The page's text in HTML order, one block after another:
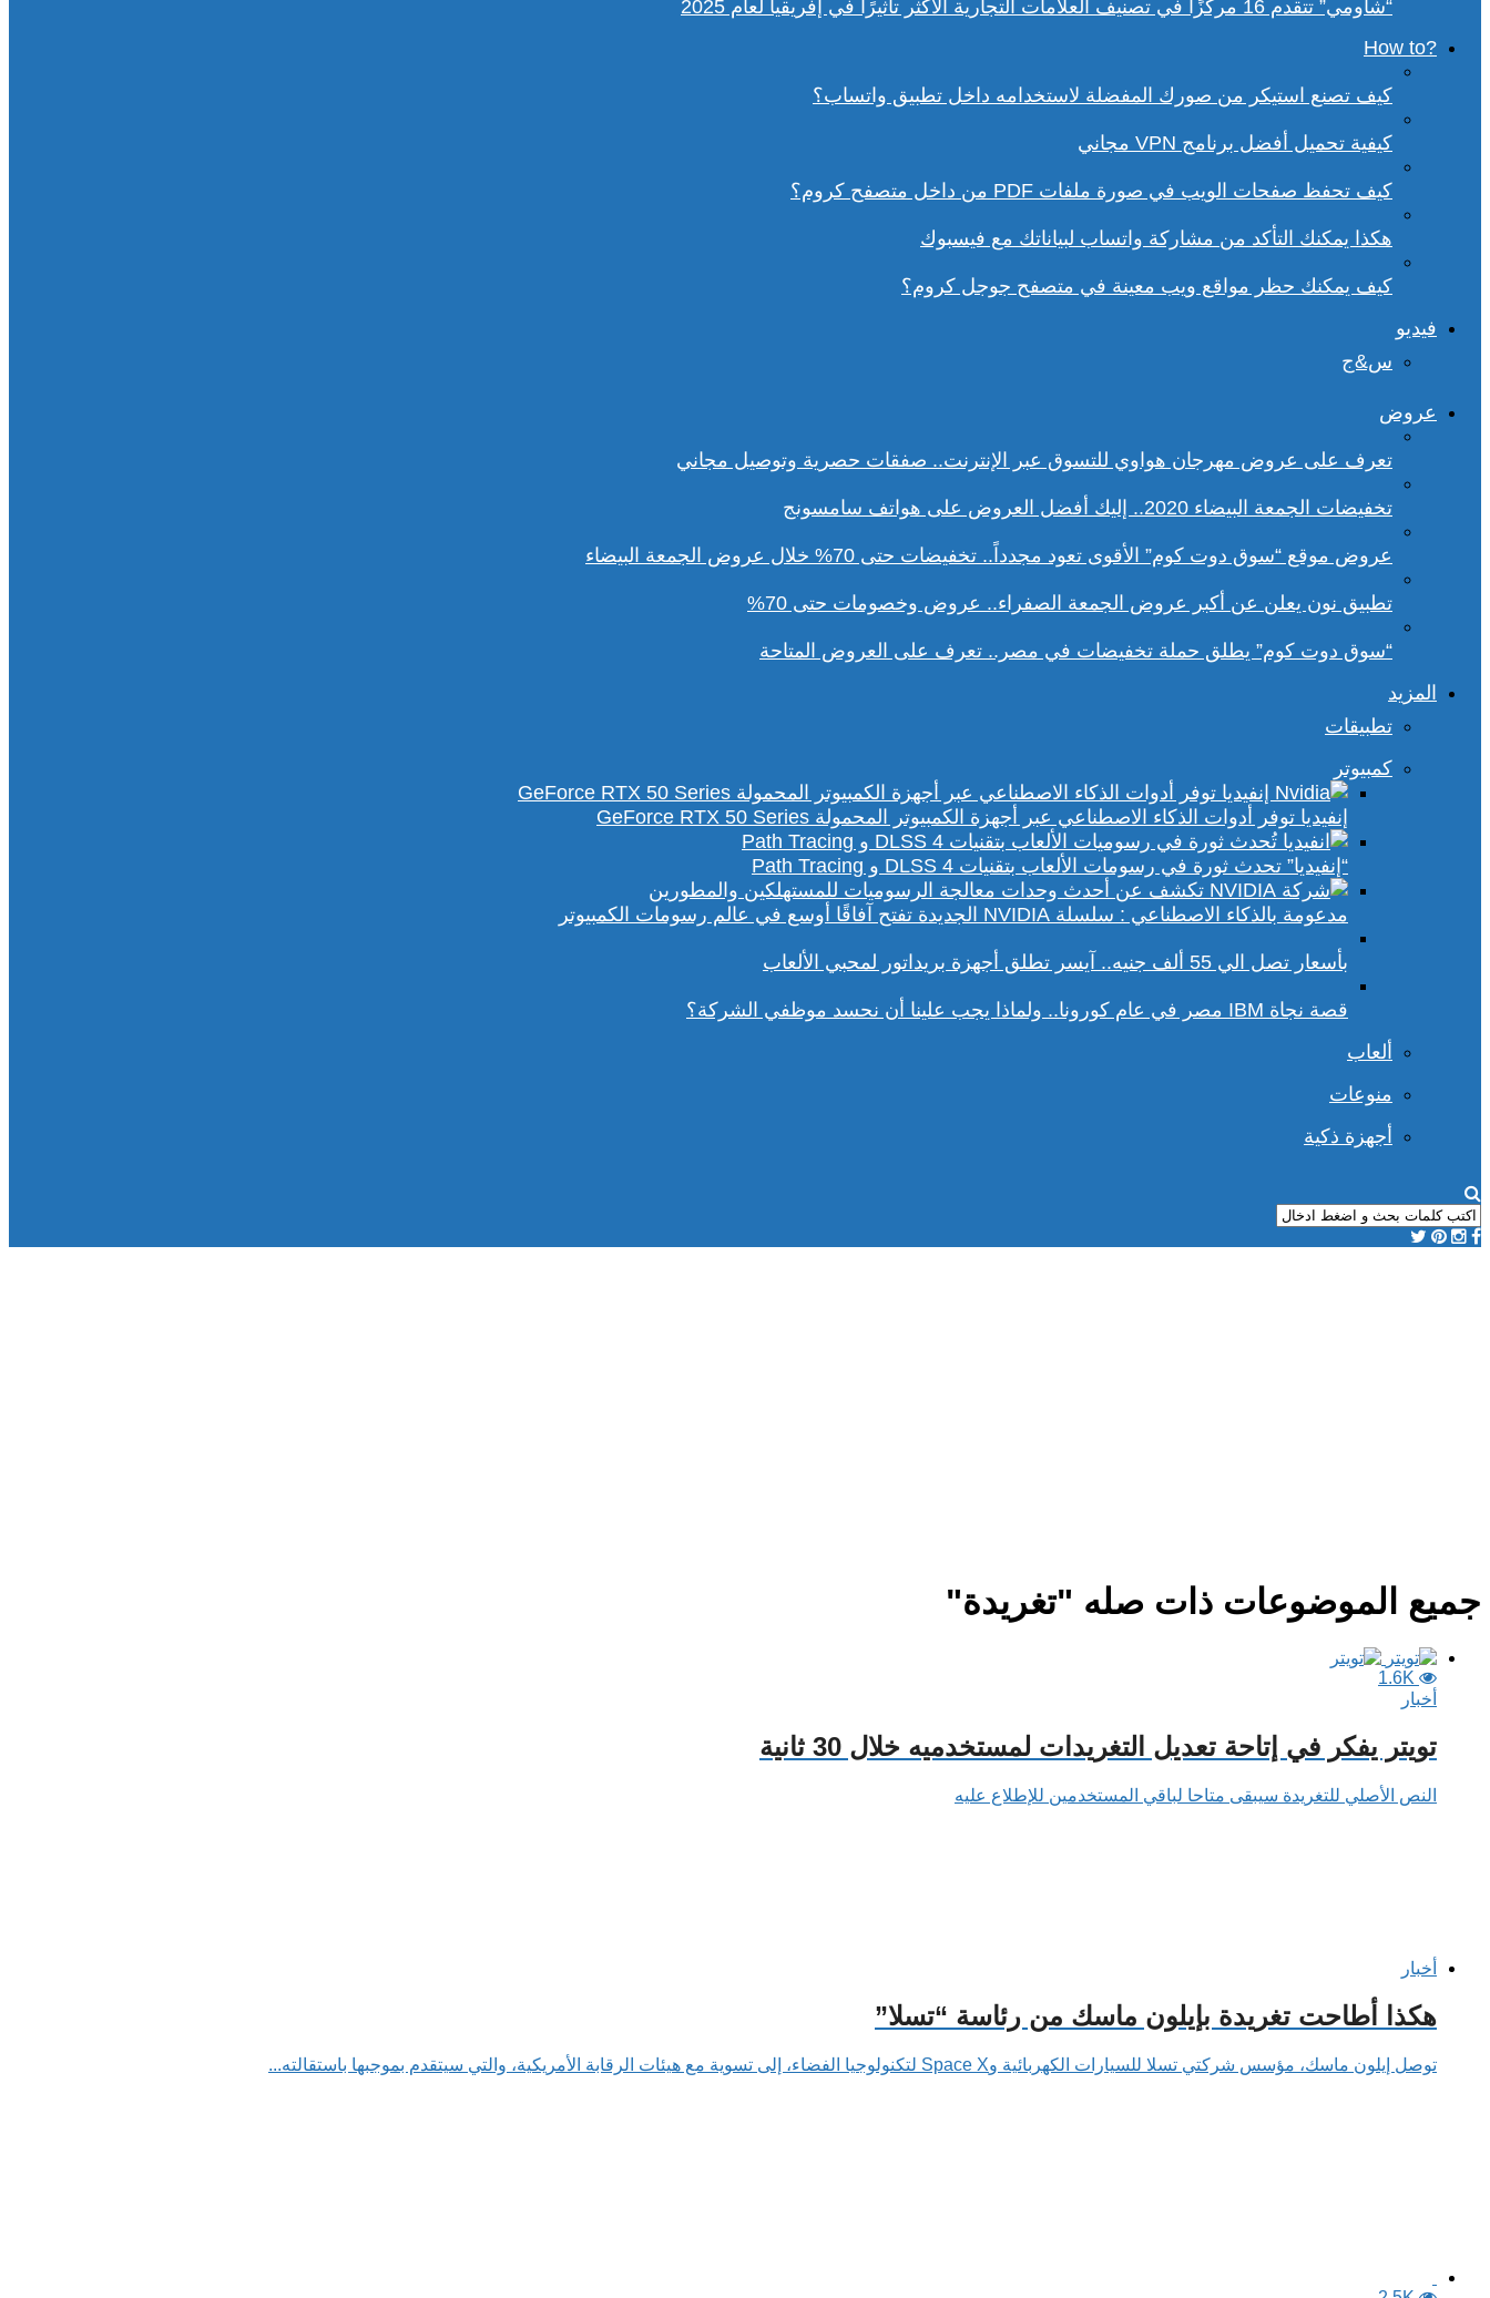
“شاومي” تتقدم 16 مركزًا في تصنيف العلامات التجارية الأكثر تأثيرًا في إفريقيا لعام 2025
?How to
كيف تصنع استيكر من صورك المفضلة لاستخدامه داخل تطبيق واتساب؟
كيفية تحميل أفضل برنامج VPN مجاني
كيف تحفظ صفحات الويب في صورة ملفات PDF من داخل متصفح كروم؟
هكذا يمكنك التأكد من مشاركة واتساب لبياناتك مع فيسبوك
كيف يمكنك حظر مواقع ويب معينة في متصفح جوجل كروم؟
فيديو
س&ج
عروض
تعرف على عروض مهرجان هواوي للتسوق عبر الإنترنت.. صفقات حصرية وتوصيل مجاني
تخفيضات الجمعة البيضاء 2020.. إليك أفضل العروض على هواتف سامسونج
عروض موقع “سوق دوت كوم” الأقوى تعود مجدداً.. تخفيضات حتى 70% خلال عروض الجمعة البيضاء
تطبيق نون يعلن عن أكبر عروض الجمعة الصفراء.. عروض وخصومات حتى 70%
“سوق دوت كوم” يطلق حملة تخفيضات في مصر.. تعرف على العروض المتاحة
المزيد
تطبيقات
كمبيوتر
إنفيديا توفر أدوات الذكاء الاصطناعي عبر أجهزة الكمبيوتر المحمولة GeForce RTX 50 Series
“إنفيديا” تحدث ثورة في رسومات الألعاب بتقنيات DLSS 4 و Path Tracing
مدعومة بالذكاء الاصطناعي : سلسلة NVIDIA الجديدة تفتح آفاقًا أوسع في عالم رسومات الكمبيوتر
بأسعار تصل الي 55 ألف جنيه.. آيسر تطلق أجهزة بريداتور لمحبي الألعاب
قصة نجاة IBM مصر في عام كورونا.. ولماذا يجب علينا أن نحسد موظفي الشركة؟
ألعاب
منوعات
أجهزة ذكية
جميع الموضوعات ذات صله "تغريدة"
1.6K
أخبار
تويتر يفكر في إتاحة تعديل التغريدات لمستخدميه خلال 30 ثانية
النص الأصلي للتغريدة سيبقى متاحا لباقي المستخدمين للإطلاع عليه
أخبار
هكذا أطاحت تغريدة بإيلون ماسك من رئاسة “تسلا”
توصل إيلون ماسك، مؤسس شركتي تسلا للسيارات الكهربائية وSpace X لتكنولوجيا الفضاء، إلى تسوية مع هيئات الرقابة الأمريكية، والتي سيتقدم بموجبها باستقالته...